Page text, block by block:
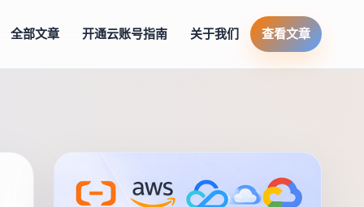
全部文章 开通云账号指南 关于我们 查看文章